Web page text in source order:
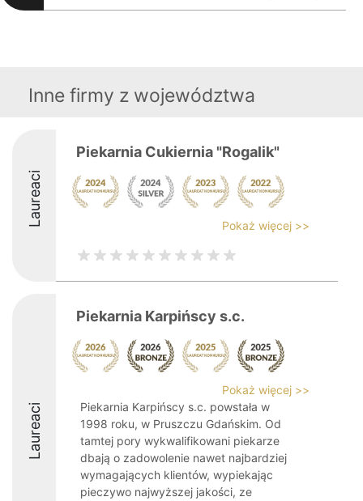
Inne firmy z województwa
Laureaci
Piekarnia Cukiernia "Rogalik"
Pokaż więcej >>
Laureaci
Piekarnia Karpińscy s.c.
Pokaż więcej >>
Piekarnia Karpińscy s.c. powstała w
1998 roku, w Pruszczu Gdańskim. Od
tamtej pory wykwalifikowani piekarze
dbają o zadowolenie nawet najbardziej
wymagających klientów, wypiekając
pieczywo najwyższej jakości, ze